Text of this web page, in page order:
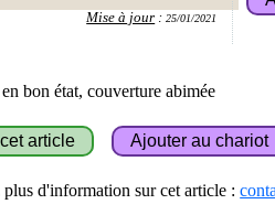
Mise à jour :25/01/2021
bon état, couverture abimée
plus d'information sur cet article :